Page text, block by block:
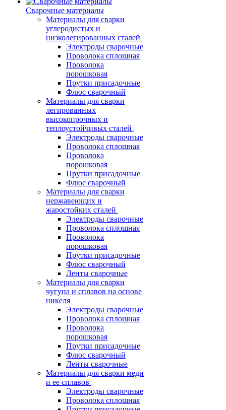
Сварочные материалы
Материалы для сварки
углеродистых и
низколегированных сталей
Электроды сварочные
Проволока сплошная
Проволока
порошковая
Прутки присадочные
Флюс сварочный
Материалы для сварки
легированных
высокопрочных и
теплоустойчивых сталей
Электроды сварочные
Проволока сплошная
Проволока
порошковая
Прутки присадочные
Флюс сварочный
Материалы для сварки
нержавеющих и
жаростойких сталей
Электроды сварочные
Проволока сплошная
Проволока
порошковая
Прутки присадочные
Флюс сварочный
Ленты сварочные
Материалы для сварки
чугуна и сплавов на основе
никеля
Электроды сварочные
Проволока сплошная
Проволока
порошковая
Прутки присадочные
Флюс сварочный
Ленты сварочные
Материалы для сварки меди
и ее сплавов
Электроды сварочные
Проволока сплошная